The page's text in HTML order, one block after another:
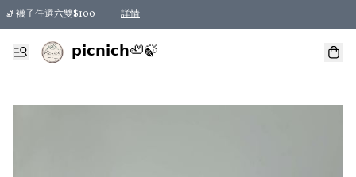
🧦 襪子任選六雙$100 詳情
𝗽𝗶𝗰𝗻𝗶𝗰𝗵🦥🍃